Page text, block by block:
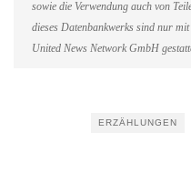
sowie die Verwendung auch von
dieses Datenbankwerks sind nur
United News Network GmbH
ERZÄHLUNGEN